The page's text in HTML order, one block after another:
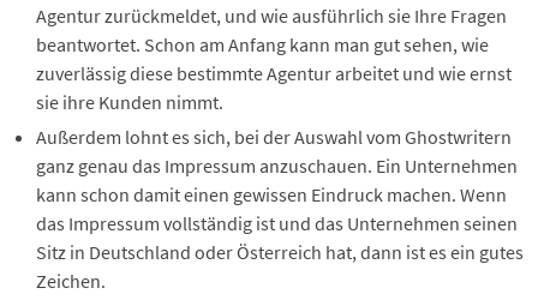
Agentur zurückmeldet, und wie ausführlich sie Ihre Fragen
beantwortet. Schon am Anfang kann man gut sehen, wie
zuverlässig diese bestimmte Agentur arbeitet und wie ernst
sie ihre Kunden nimmt.
Außerdem lohnt es sich, bei der Auswahl vom Ghostwritern
ganz genau das Impressum anzuschauen. Ein Unternehmen
kann schon damit einen gewissen Eindruck machen. Wenn
das Impressum vollständig ist und das Unternehmen seinen
Sitz in Deutschland oder Österreich hat, dann ist es ein gutes
Zeichen.